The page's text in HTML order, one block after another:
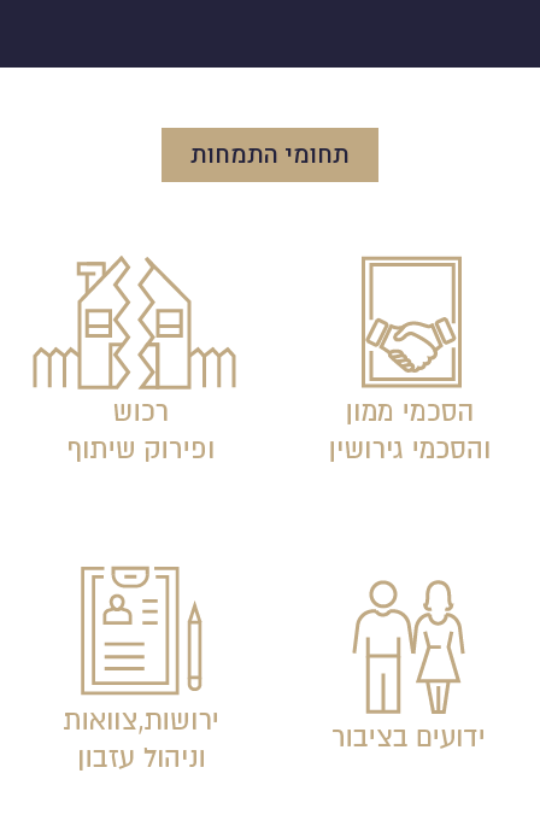
תחומי התמחות